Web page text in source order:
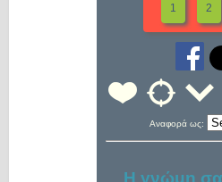
1 2
Αναφορά ως:
Η γνώμη